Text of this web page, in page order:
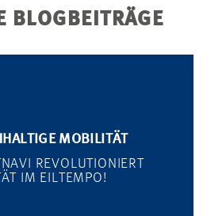
BLOGBEITRÄGE
MOBILITÄT
REVOLUTIONIERT
IM EILTEMPO!